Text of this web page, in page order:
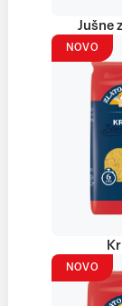
Jušne
NOVO
NOVO